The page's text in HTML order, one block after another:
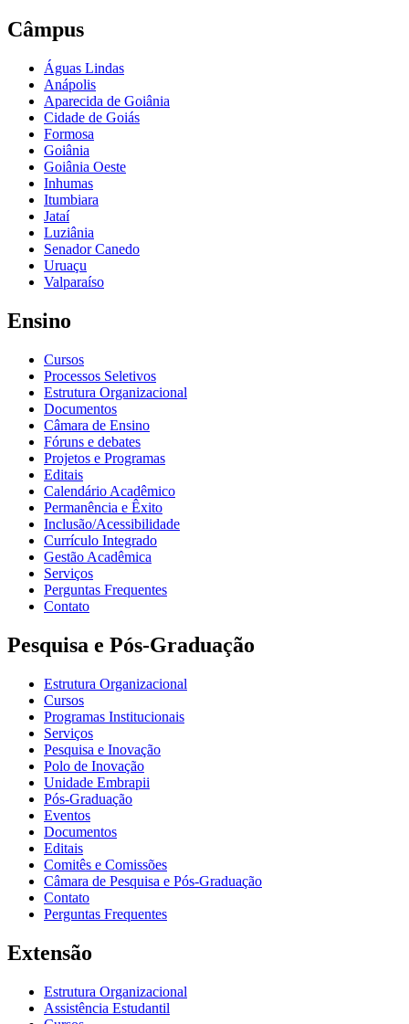
Câmpus
Águas Lindas
Anápolis
Aparecida de Goiânia
Cidade de Goiás
Formosa
Goiânia
Goiânia Oeste
Inhumas
Itumbiara
Jataí
Luziânia
Senador Canedo
Uruaçu
Valparaíso
Ensino
Cursos
Processos Seletivos
Estrutura Organizacional
Documentos
Câmara de Ensino
Fóruns e debates
Projetos e Programas
Editais
Calendário Acadêmico
Permanência e Êxito
Inclusão/Acessibilidade
Currículo Integrado
Gestão Acadêmica
Serviços
Perguntas Frequentes
Contato
Pesquisa e Pós-Graduação
Estrutura Organizacional
Cursos
Programas Institucionais
Serviços
Pesquisa e Inovação
Polo de Inovação
Unidade Embrapii
Pós-Graduação
Eventos
Documentos
Editais
Comitês e Comissões
Câmara de Pesquisa e Pós-Graduação
Contato
Perguntas Frequentes
Extensão
Estrutura Organizacional
Assistência Estudantil